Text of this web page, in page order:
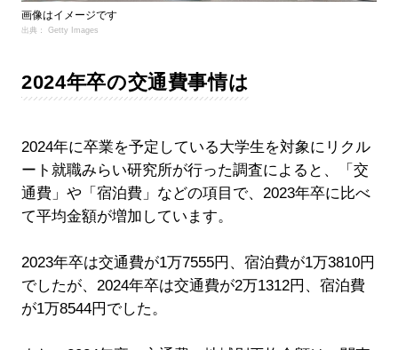
画像はイメージです
出典： Getty Images
2024年卒の交通費事情は
2024年に卒業を予定している大学生を対象にリクル
ート就職みらい研究所が行った調査によると、「交
通費」や「宿泊費」などの項目で、2023年卒に比べ
て平均金額が増加しています。
2023年卒は交通費が1万7555円、宿泊費が1万3810円
でしたが、2024年卒は交通費が2万1312円、宿泊費
が1万8544円でした。